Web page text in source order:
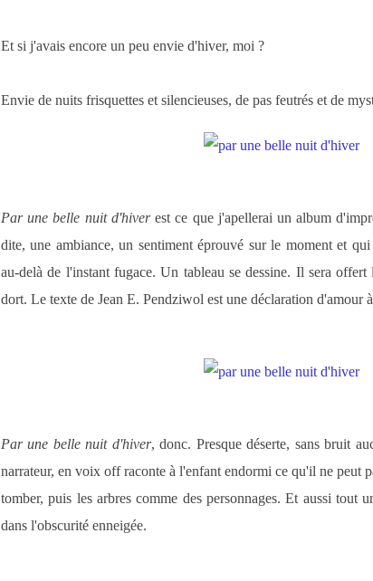
Et si j'avais encore un peu envie d'hiver, moi ?
Envie de nuits frisquettes et silencieuses, de pas feutrés et de
Par une belle nuit d'hiverest ce que j'apellerai un album
dite, une ambiance, un sentiment éprouvé sur le moment et
au-delà de l'instant fugace. Un tableau se dessine. Il sera
dort. Le texte de Jean E. Pendziwol est une déclaration d'amour
Par une belle nuit d'hiver, donc. Presque déserte, sans bruit
narrateur, en voix off raconte à l'enfant endormi ce qu'il ne peut
tomber, puis les arbres comme des personnages. Et aussi tout
dans l'obscurité enneigée.